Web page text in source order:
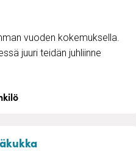
vuoden kokemuksella.
juuri teidän juhliinne
– Kasvohoito